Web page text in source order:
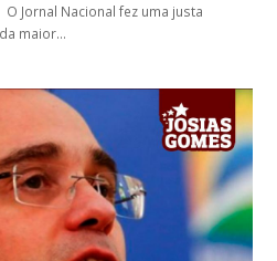
Jornal Nacional fez uma justa
maior…